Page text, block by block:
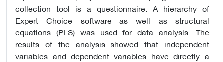
collection tool is a questionnaire. A hierarchy of
Expert Choice software as well as structural
equations (PLS) was used for data analysis. The
results of the analysis showed that independent
variables and dependent variables have directly a